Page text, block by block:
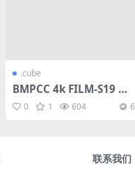
.cube
BMPCC 4k FILM-S19 电
影 LUT预设
0 1 604 6
联系我们